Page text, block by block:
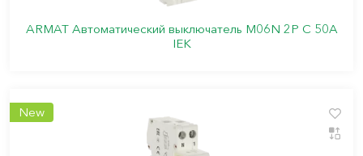
ARMAT Автоматический выключатель M06N 2P C 50А
IEK
New